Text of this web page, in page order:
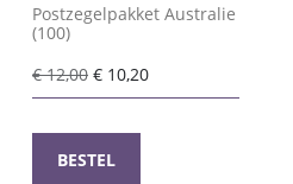
Postzegelpakket Australie
(100)
€12,00 Oorspronkelijke
prijs
€ 12,00.
€ 10,20Huidige
prijs
BESTEL